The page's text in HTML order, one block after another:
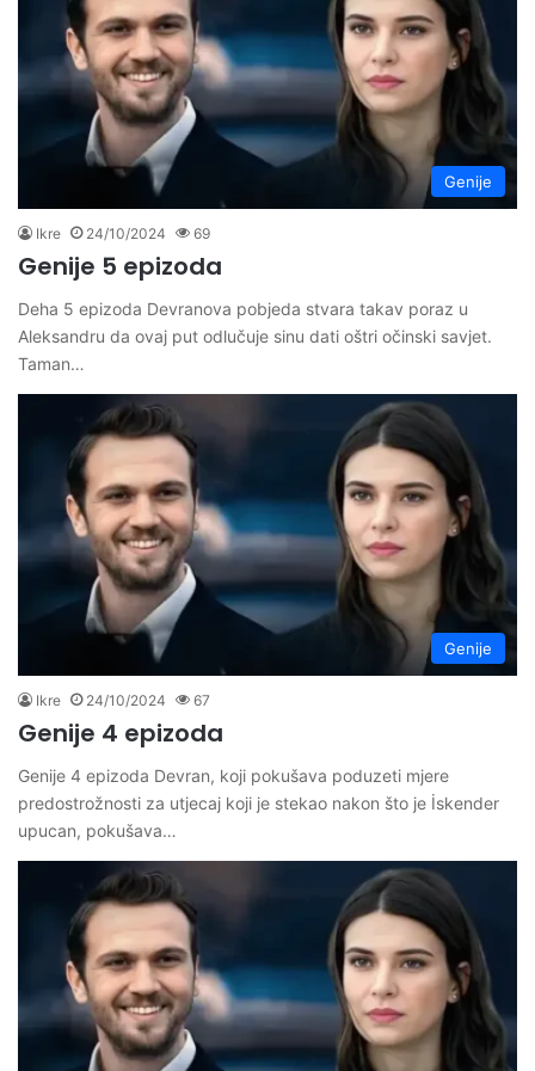
Genije
Ikre 24/10/2024 69
Genije 5 epizoda
Deha 5 epizoda Devranova pobjeda stvara takav poraz u
Aleksandru da ovaj put odlučuje sinu dati oštri očinski savjet.
Taman…
Genije
Ikre 24/10/2024 67
Genije 4 epizoda
Genije 4 epizoda Devran, koji pokušava poduzeti mjere
predostrožnosti za utjecaj koji je stekao nakon što je İskender
upucan, pokušava…